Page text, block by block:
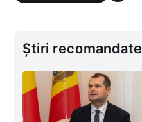
Știri recomandate